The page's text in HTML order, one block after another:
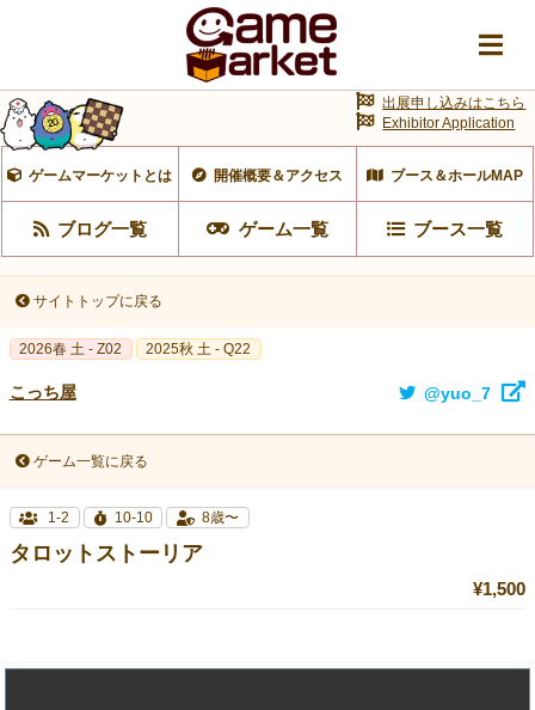
ゲームマーケットとは 開催概要＆アクセス ブース＆ホールMAP
ブログ一覧 ゲーム一覧 ブース一覧
出展申し込みはこちら
Exhibitor Application
サイトトップに戻る
2026春 土 - Z02 2025秋 土 - Q22
こっち屋 @yuo_7
ゲーム一覧に戻る
1-2 10-10 8歳〜
タロットストーリア
¥1,500